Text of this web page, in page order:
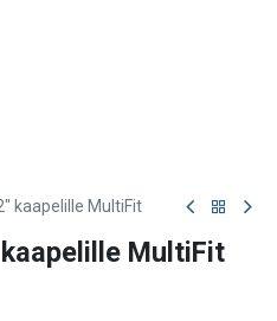
kaapelille MultiFit
MultiFit